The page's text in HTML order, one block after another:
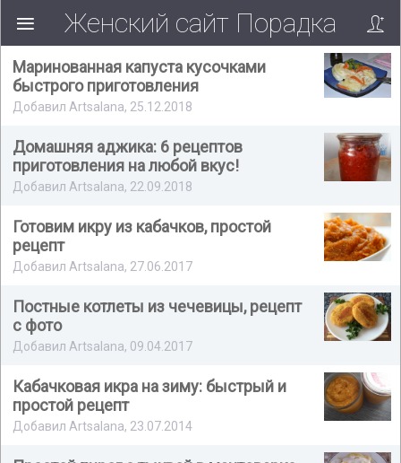
Женский сайт Порадка
Маринованная капуста кусочками
быстрого приготовления
Добавил Artsalana, 25.12.2018
Домашняя аджика: 6 рецептов
приготовления на любой вкус!
Добавил Artsalana, 22.09.2018
Готовим икру из кабачков, простой
рецепт
Добавил Artsalana, 27.06.2017
Постные котлеты из чечевицы, рецепт
с фото
Добавил Artsalana, 09.04.2017
Кабачковая икра на зиму: быстрый и
простой рецепт
Добавил Artsalana, 23.07.2014